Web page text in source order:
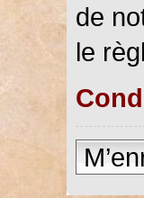
de
le